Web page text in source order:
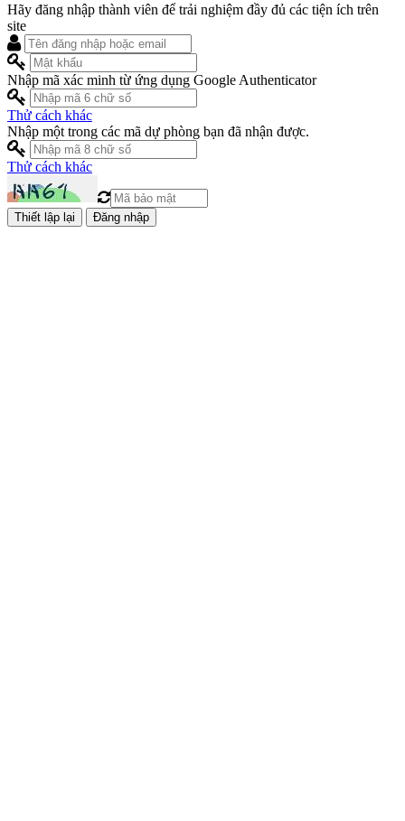
Hãy đăng nhập thành viên để trải nghiệm đầy đủ các tiện ích trên
site
Nhập mã xác minh từ ứng dụng Google Authenticator
Thử cách khác
Nhập một trong các mã dự phòng bạn đã nhận được.
Thử cách khác
Đăng nhập